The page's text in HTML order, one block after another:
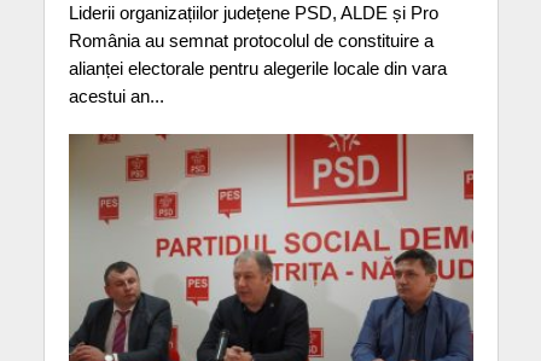
Liderii organizațiilor județene PSD, ALDE și Pro
România au semnat protocolul de constituire a
alianței electorale pentru alegerile locale din vara
acestui an...